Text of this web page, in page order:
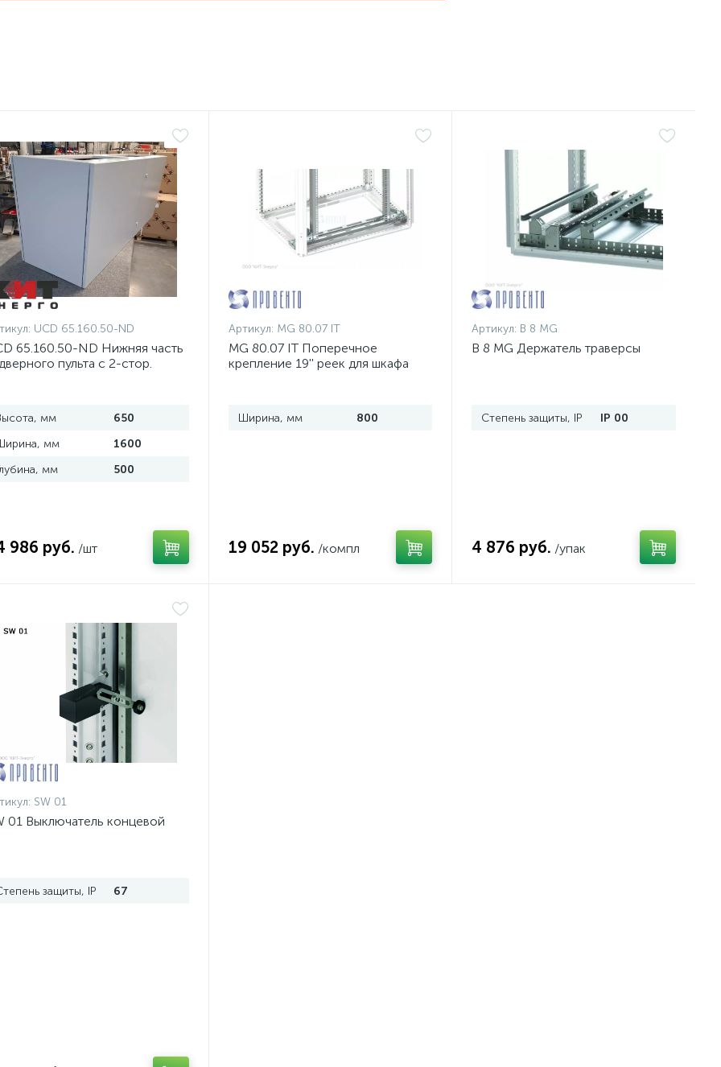
UCD 65.160.50-ND
65.160.50-ND Нижняя часть
пульта с 2-стор.
мм
650
мм
1600
мм
500
986 руб. /шт
Артикул: MG 80.07 IT
MG 80.07 IT Поперечное
крепление 19'' реек для шкафа
Ширина, мм 800
19 052 руб. /компл
Артикул: B 8 MG
B 8 MG Держатель траверсы
Степень защиты, IP IP 00
4 876 руб. /упак
SW 01
01 Выключатель концевой
защиты, IP 67